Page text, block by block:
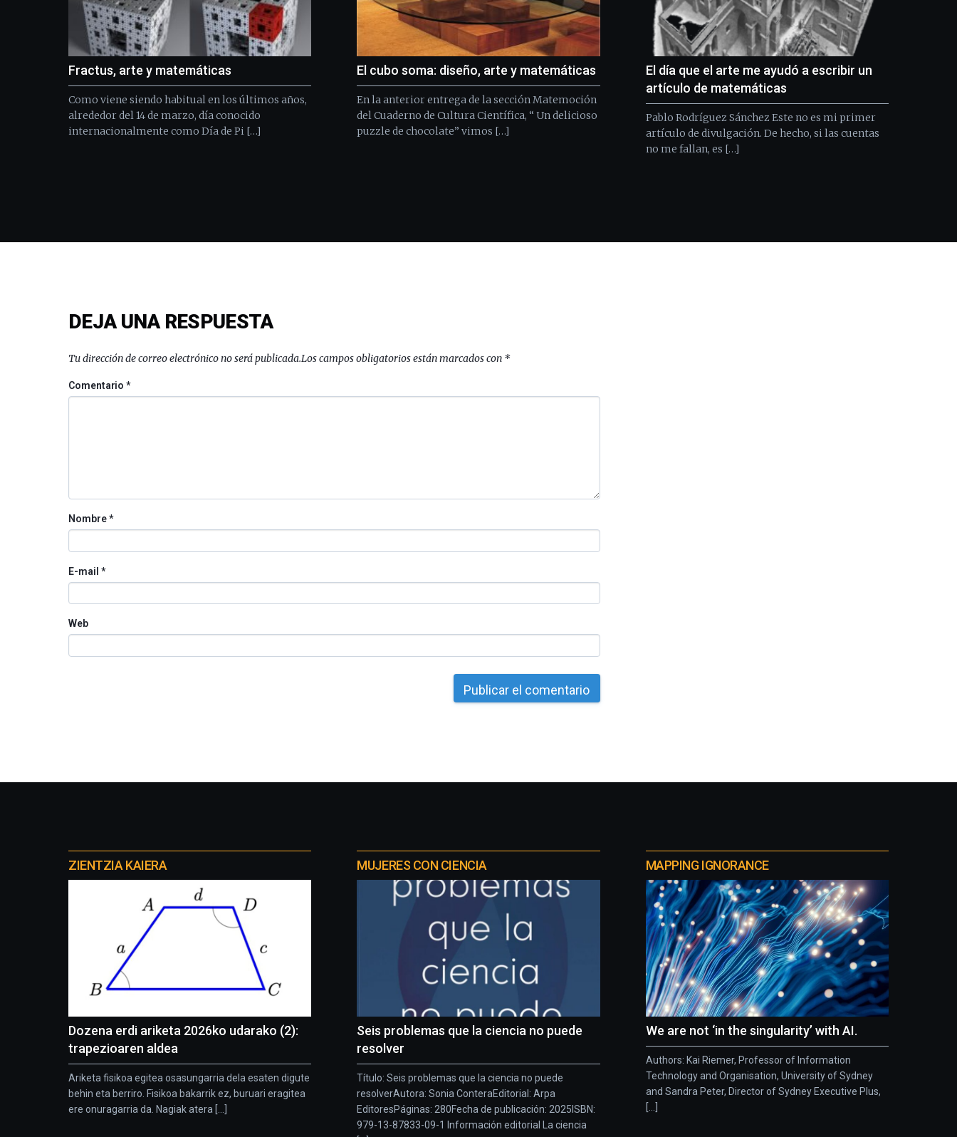
de
monólogos,
exposiciones,
conferencias,
docufórums
y
espectáculos
de
ciencia
del
16
Fractus, arte y matemáticas
Como viene siendo habitual en los últimos años,
alrededor del 14 de marzo, día conocido
internacionalmente como Día de Pi […]
El cubo soma: diseño, arte y matemáticas
En la anterior entrega de la sección Matemoción
del Cuaderno de Cultura Científica, “ Un delicioso
puzzle de chocolate” vimos […]
El día que el arte me ayudó a escribir un
artículo de matemáticas
Pablo Rodríguez Sánchez Este no es mi primer
artículo de divulgación. De hecho, si las cuentas
no me fallan, es […]
DEJA UNA RESPUESTA
Tu dirección de correo electrónico no será publicada.Los campos obligatorios están marcados con *
Comentario*
Nombre*
E-mail *
Web
proyectos
ZIENTZIA KAIERA
Dozena erdi ariketa 2026ko udarako (2):
trapezioaren aldea
Ariketa fisikoa egitea osasungarria dela esaten digute
behin eta berriro. Fisikoa bakarrik ez, buruari eragitea
ere onuragarria da. Nagiak atera [...]
MUJERES CON CIENCIA
Seis problemas que la ciencia no puede
resolver
Título: Seis problemas que la ciencia no puede
resolverAutora: Sonia ConteraEditorial: Arpa
EditoresPáginas: 280Fecha de publicación: 2025ISBN:
979-13-87833-09-1 Información editorial La ciencia
MAPPING IGNORANCE
We are not ‘in the singularity’ with AI.
Authors: Kai Riemer, Professor of Information
Technology and Organisation, University of Sydney
and Sandra Peter, Director of Sydney Executive Plus,
[...]